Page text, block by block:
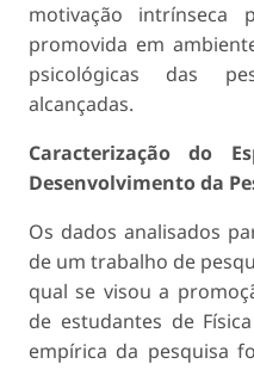
motivação intrínseca
promovida em
psicológicas das
alcançadas.
Caracterização do
Desenvolvimento da
Os dados analisados
de um trabalho de
qual se visou a
de estudantes de
empírica da pesquisa